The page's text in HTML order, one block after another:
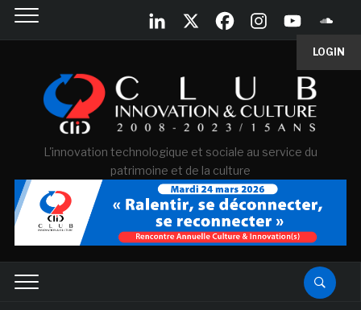
LOGIN
L'innovation technologique et sociale au service du
patrimoine et de la culture